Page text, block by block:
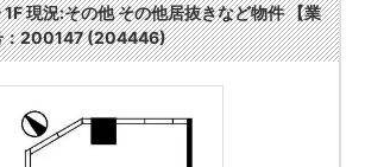
現況:その他 その他居抜きなど物件 【業
：200147 (204446)